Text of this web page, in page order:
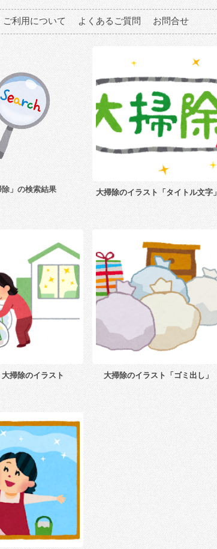
ご利用について よくあるご質問 お問合せ
除」の検索結果 大掃除のイラスト「タイトル文字」
掃除のイラスト 大掃除のイラスト「ゴミ出し」